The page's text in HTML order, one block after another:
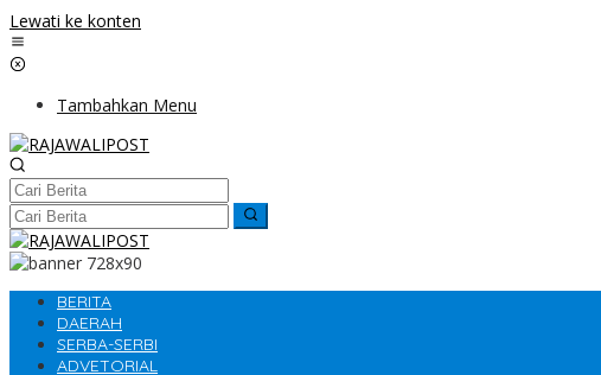
Lewati ke konten
Tambahkan Menu
BERITA
DAERAH
SERBA-SERBI
ADVETORIAL